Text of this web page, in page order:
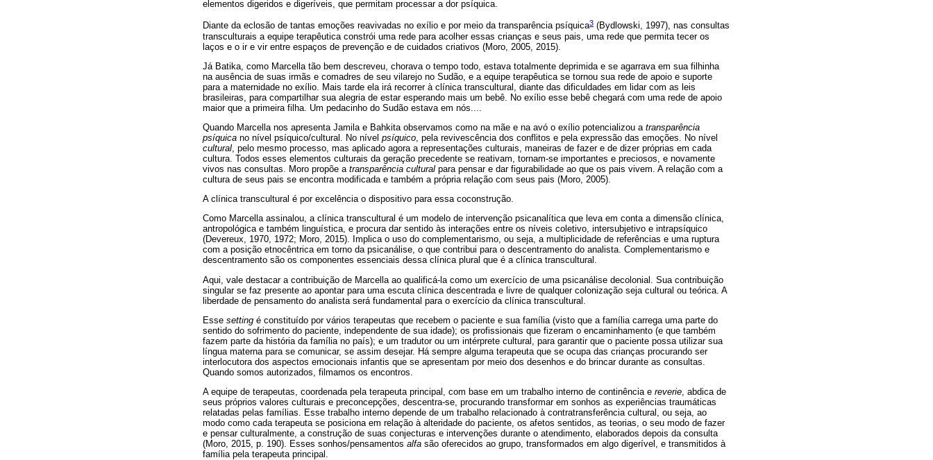
elementos digeridos e digeríveis, que permitam processar a dor psíquica.
Diante da eclosão de tantas emoções reavivadas no exílio e por meio da transparência psíquica3 (Bydlowski, 1997), nas consultas
transculturais a equipe terapêutica constrói uma rede para acolher essas crianças e seus pais, uma rede que permita tecer os
laços e o ir e vir entre espaços de prevenção e de cuidados criativos (Moro, 2005, 2015).
Já Batika, como Marcella tão bem descreveu, chorava o tempo todo, estava totalmente deprimida e se agarrava em sua filhinha
na ausência de suas irmãs e comadres de seu vilarejo no Sudão, e a equipe terapêutica se tornou sua rede de apoio e suporte
para a maternidade no exílio. Mais tarde ela irá recorrer à clínica transcultural, diante das dificuldades em lidar com as leis
brasileiras, para compartilhar sua alegria de estar esperando mais um bebê. No exílio esse bebê chegará com uma rede de apoio
maior que a primeira filha. Um pedacinho do Sudão estava em nós....
Quando Marcella nos apresenta Jamila e Bahkita observamos como na mãe e na avó o exílio potencializou a transparência
psíquica no nível psíquico/cultural. No nível psíquico, pela revivescência dos conflitos e pela expressão das emoções. No nível
cultural, pelo mesmo processo, mas aplicado agora a representações culturais, maneiras de fazer e de dizer próprias em cada
cultura. Todos esses elementos culturais da geração precedente se reativam, tornam-se importantes e preciosos, e novamente
vivos nas consultas. Moro propõe a transparência cultural para pensar e dar figurabilidade ao que os pais vivem. A relação com a
cultura de seus pais se encontra modificada e também a própria relação com seus pais (Moro, 2005).
A clínica transcultural é por excelência o dispositivo para essa coconstrução.
Como Marcella assinalou, a clínica transcultural é um modelo de intervenção psicanalítica que leva em conta a dimensão clínica,
antropológica e também linguística, e procura dar sentido às interações entre os níveis coletivo, intersubjetivo e intrapsíquico
(Devereux, 1970, 1972; Moro, 2015). Implica o uso do complementarismo, ou seja, a multiplicidade de referências e uma ruptura
com a posição etnocêntrica em torno da psicanálise, o que contribui para o descentramento do analista. Complementarismo e
descentramento são os componentes essenciais dessa clínica plural que é a clínica transcultural.
Aqui, vale destacar a contribuição de Marcella ao qualificá-la como um exercício de uma psicanálise decolonial. Sua contribuição
singular se faz presente ao apontar para uma escuta clínica descentrada e livre de qualquer colonização seja cultural ou teórica. A
liberdade de pensamento do analista será fundamental para o exercício da clínica transcultural.
Esse setting é constituído por vários terapeutas que recebem o paciente e sua família (visto que a família carrega uma parte do
sentido do sofrimento do paciente, independente de sua idade); os profissionais que fizeram o encaminhamento (e que também
fazem parte da história da família no país); e um tradutor ou um intérprete cultural, para garantir que o paciente possa utilizar sua
língua materna para se comunicar, se assim desejar. Há sempre alguma terapeuta que se ocupa das crianças procurando ser
interlocutora dos aspectos emocionais infantis que se apresentam por meio dos desenhos e do brincar durante as consultas.
Quando somos autorizados, filmamos os encontros.
A equipe de terapeutas, coordenada pela terapeuta principal, com base em um trabalho interno de continência e reverie , abdica de
seus próprios valores culturais e preconcepções, descentra-se, procurando transformar em sonhos as experiências traumáticas
relatadas pelas famílias. Esse trabalho interno depende de um trabalho relacionado à contratransferência cultural, ou seja, ao
modo como cada terapeuta se posiciona em relação à alteridade do paciente, os afetos sentidos, as teorias, o seu modo de fazer
e pensar culturalmente, a construção de suas conjecturas e intervenções durante o atendimento, elaborados depois da consulta
(Moro, 2015, p. 190). Esses sonhos/pensamentos alfa são oferecidos ao grupo, transformados em algo digerível, e transmitidos à
família pela terapeuta principal.